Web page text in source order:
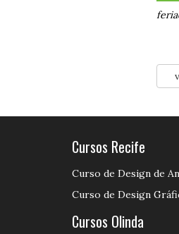
Cursos Recife
Curso de Design de
Curso de Design
Cursos Olinda